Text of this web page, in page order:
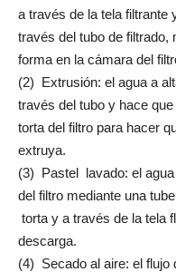
a través de la tela filtrante
través del tubo de filtrado,
forma en la cámara del
(2) Extrusión: el agua a
través del tubo y hace
torta del filtro para hacer
extruya.
(3) Pastel lavado: el
del filtro mediante una
torta y a través de la tela
descarga.
(4) Secado al aire: el flujo